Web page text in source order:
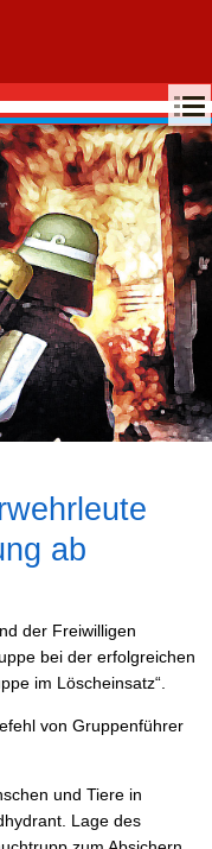
MENU
ab
der Freiwilligen
bei der erfolgreichen
im Löscheinsatz“.
von Gruppenführer
und Tiere in
Lage des